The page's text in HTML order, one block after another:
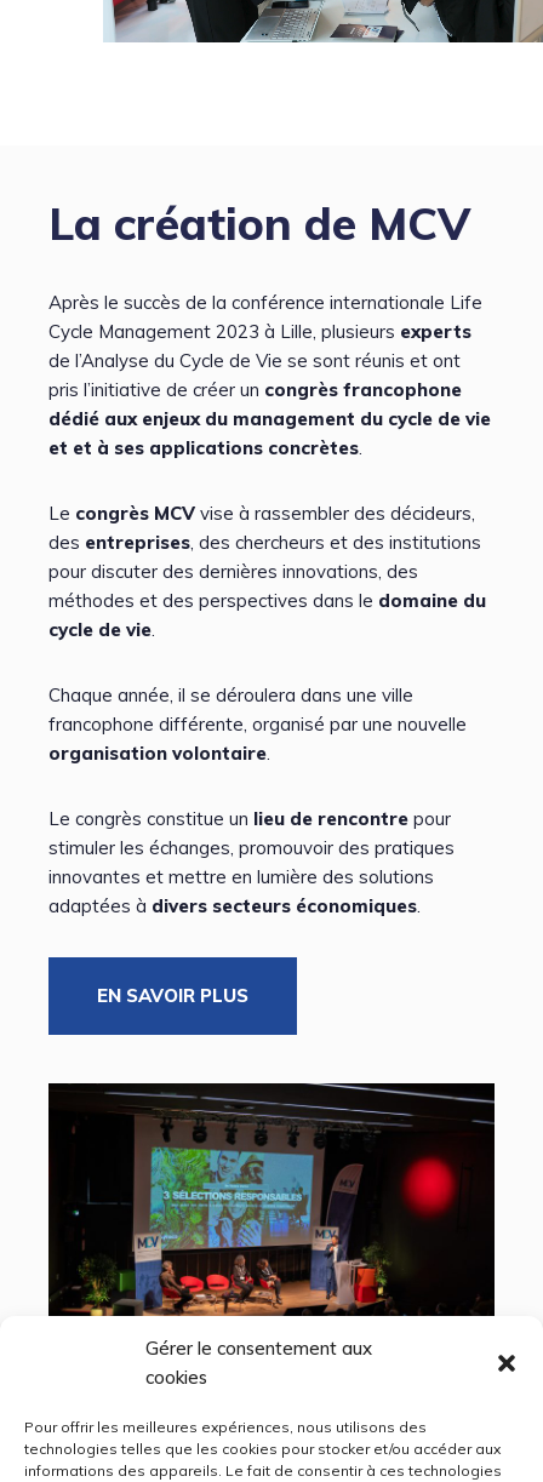
Gérer le consentement aux
cookies
Pour offrir les meilleures expériences, nous utilisons des
technologies telles que les cookies pour stocker et/ou accéder aux
informations des appareils. Le fait de consentir à ces technologies
La création de MCV
Après le succès de la conférence internationale Life
Cycle Management 2023 à Lille, plusieurs experts
de l’Analyse du Cycle de Vie se sont réunis et ont
pris l’initiative de créer un congrès francophone
dédié aux enjeux du management du cycle de vie
et et à ses applications concrètes.
Le congrès MCV vise à rassembler des décideurs,
des entreprises, des chercheurs et des institutions
pour discuter des dernières innovations, des
méthodes et des perspectives dans le domaine du
cycle de vie.
Chaque année, il se déroulera dans une ville
francophone différente, organisé par une nouvelle
organisation volontaire.
Le congrès constitue un lieu de rencontre pour
stimuler les échanges, promouvoir des pratiques
innovantes et mettre en lumière des solutions
adaptées à divers secteurs économiques.
EN SAVOIR PLUS